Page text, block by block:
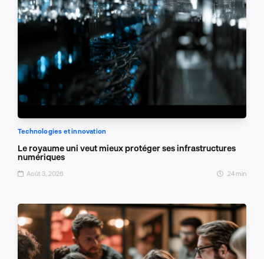
Technologies et innovation
Le royaume uni veut mieux protéger ses infrastructures
numériques
Août 3, 2026 24 min